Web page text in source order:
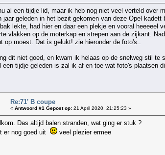
al een tijdje lid, maar ik heb nog niet veel verteld over
jaar geleden in het bezit gekomen van deze Opel
lekte, had hier en daar een plekje en vooral heeeeel
vlakken op de moterkap en strepen aan de zijkant.
op moest. Dat is gelukt! zie hieronder de foto's..
dit niet goed, en kwam ik helaas op de snelweg stil te
een tijdje geleden is zal ik af en toe wat foto's plaatsen
Re:71' B coupe
« Antwoord #1 Gepost op: 21 April 2020, 21:25:23 »
Das altijd balen stranden, wat ging er stuk ?
er nog goed uit
veel plezier ermee